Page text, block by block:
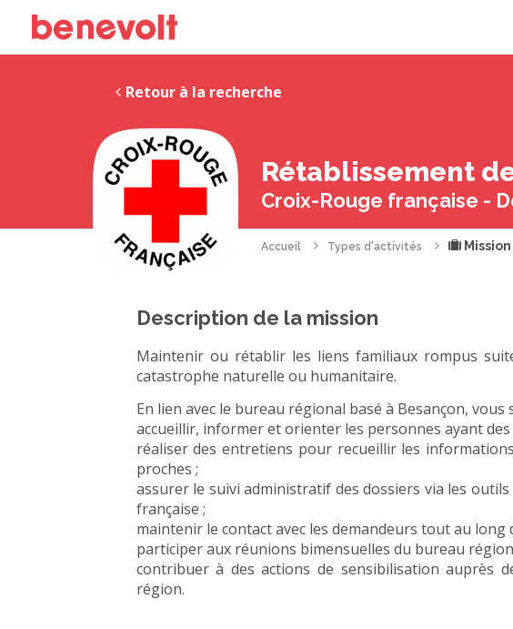
Retour à la recherche
Rétablissement
Croix-Rouge française -
Accueil Types d'activités
Description de la mission
Maintenir ou rétablir les liens familiaux rompus
catastrophe naturelle ou humanitaire.
En lien avec le bureau régional basé à Besançon, vous
accueillir, informer et orienter les personnes ayant des
réaliser des entretiens pour recueillir les
proches ;
assurer le suivi administratif des dossiers via les outils
française ;
maintenir le contact avec les demandeurs tout au long
participer aux réunions bimensuelles du bureau
contribuer à des actions de sensibilisation auprès
région.